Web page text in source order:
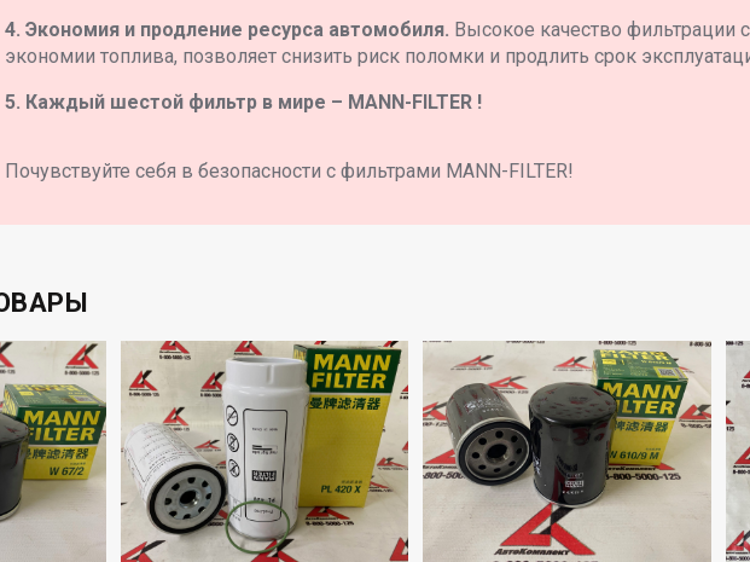
4. Экономия и продление ресурса автомобиля. Высокое качество фильтрации
экономии топлива, позволяет снизить риск поломки и продлить срок
5. Каждый шестой фильтр в мире – MANN-FILTER !
Почувствуйте себя в безопасности с фильтрами MANN-FILTER!